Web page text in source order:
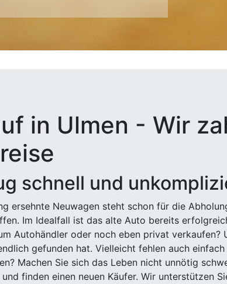
in Ulmen - Wir
schnell und
ersehnte Neuwagen steht schon für die
Im Idealfall ist das alte Auto bereits
Autohändler oder noch eben privat
gefunden hat. Vielleicht fehlen auch
Machen Sie sich das Leben nicht unnötig
finden einen neuen Käufer. Wir unterstützen